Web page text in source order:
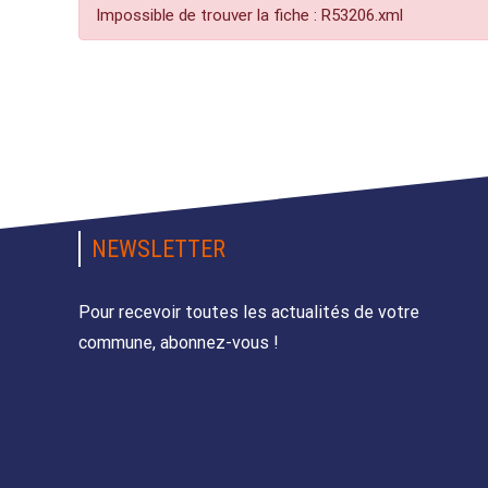
Impossible de trouver la fiche : R53206.xml
NEWSLETTER
Pour recevoir toutes les actualités de votre
commune, abonnez-vous !